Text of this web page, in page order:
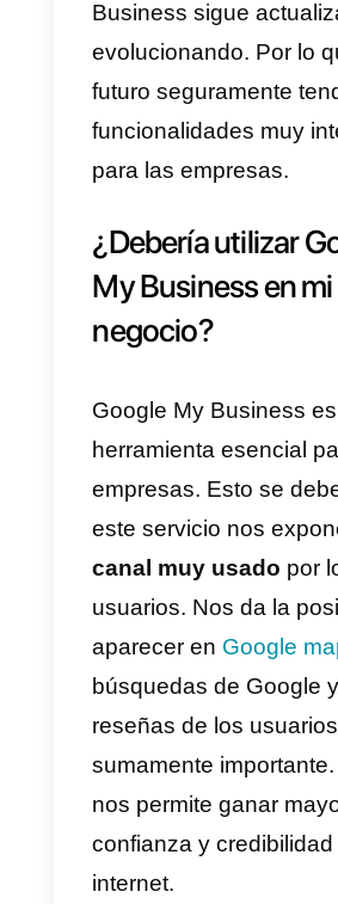
serviciofue
mismo es un
mensajería que
empresas y
página de
Es tan simple
usuarios
inmediatamente
información y la
Business. Para
esta
tener una ficha
Business.
Actualmente,
Business sigue
evolucionando.
futuro